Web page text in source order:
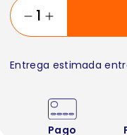
Entrega estimada
Pago